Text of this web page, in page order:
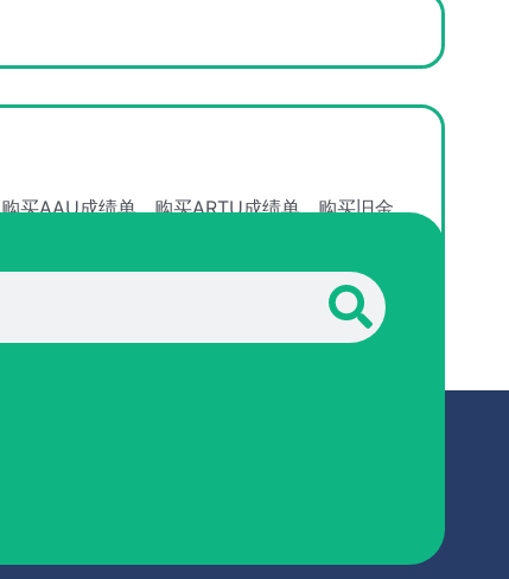
购买AAU成绩单 购买ARTU成绩单
购买旧金